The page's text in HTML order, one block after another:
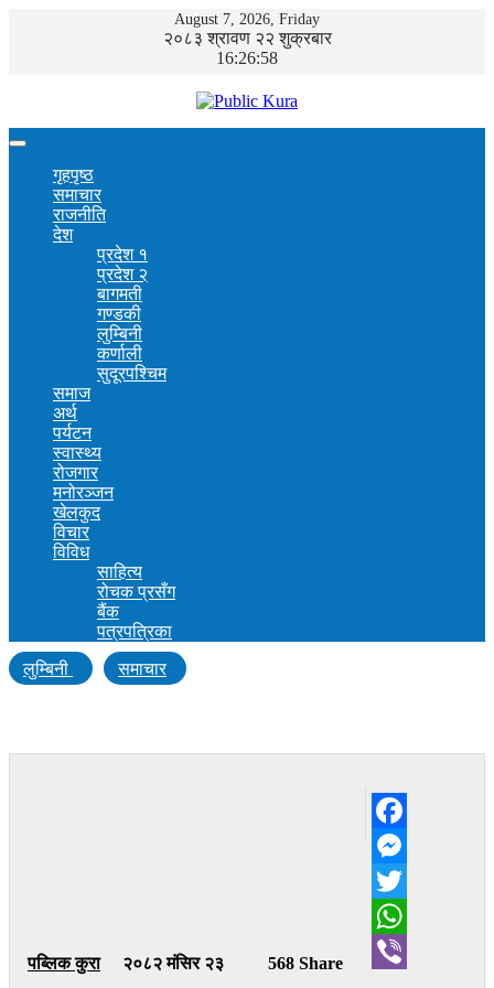
August 7, 2026, Friday
२०८३ श्रावण २२ शुक्रबार
16:26:58
गृहपृष्ठ
समाचार
राजनीति
देश
प्रदेश १
प्रदेश २
बागमती
गण्डकी
लुम्बिनी
कर्णाली
सुदूरपश्चिम
समाज
अर्थ
पर्यटन
स्वास्थ्य
रोजगार
मनोरञ्जन
खेलकुद
विचार
विविध
साहित्य
रोचक प्रसँग
बैंक
पत्रपत्रिका
लुम्बिनी
समाचार
पब्लिक कुरा २०८२ मंसिर २३ 568 Share
Facebook
Messenger
Twitter
WhatsApp